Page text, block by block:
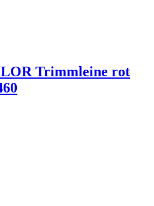
Trimmleine rot